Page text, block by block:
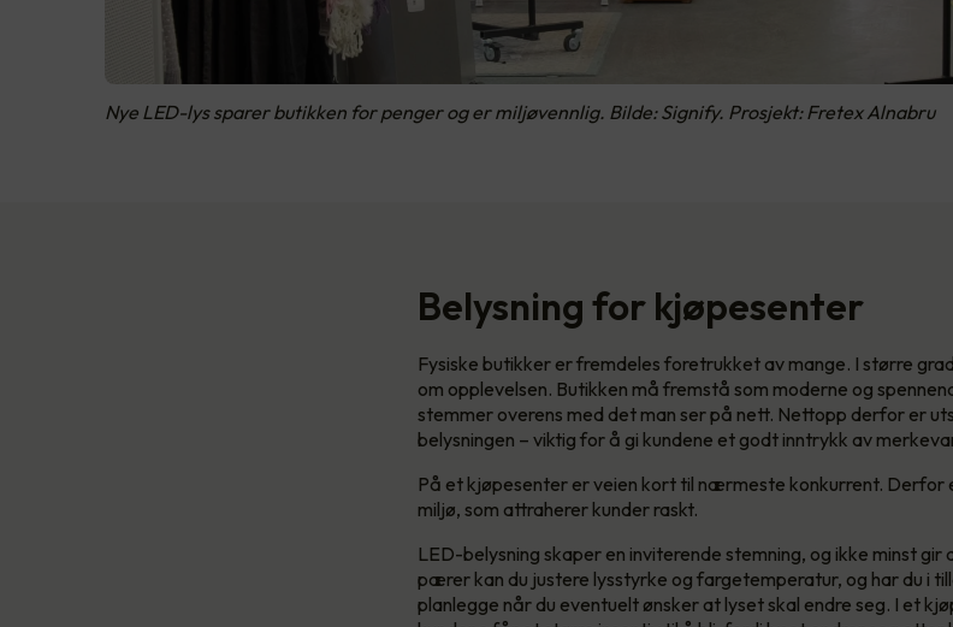
Nye LED-lys sparer butikken for penger og er miljøvennlig. Bilde: Signify. Prosjekt: Fretex Alnabru
Belysning for kjøpesenter
Fysiske butikker er fremdeles foretrukket av mange. I større
om opplevelsen. Butikken må fremstå som moderne og
stemmer overens med det man ser på nett. Nettopp derfor er
belysningen – viktig for å gi kundene et godt inntrykk av
På et kjøpesenter er veien kort til nærmeste konkurrent. Derfor
miljø, som attraherer kunder raskt.
LED-belysning skaper en inviterende stemning, og ikke minst
pærer kan du justere lysstyrke og fargetemperatur, og har du i
planlegge når du eventuelt ønsker at lyset skal endre seg. I et